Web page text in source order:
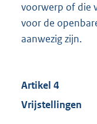
voorwerp of die
voor de
aanwezig zijn.
Artikel 4
Vrijstellingen